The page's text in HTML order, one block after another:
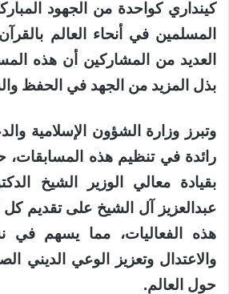
كينداري كواحدة من الجهود
المسلمين في أنحاء العالم
العديد من المشاركين أن هذه
بذل المزيد من الجهد في الحفظ
وتبرز وزارة الشؤون الإسلامية
رائدة في تنظيم هذه
بقيادة معالي الوزير الشيخ
عبدالعزيز آل الشيخ على تقديم
هذه الفعاليات، مما يسهم في
والاعتدال وتعزيز الوعي الديني
حول العالم.